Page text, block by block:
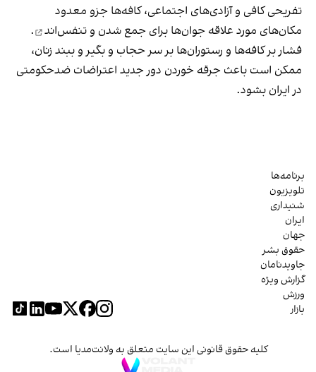
تفریحی کافی و آزادی‌های اجتماعی، کافه‌ها جزو معدود
مکان‌های مورد علاقه جوان‌ها برای جمع شدن و تنفس‌اند
.
فشار بر کافه‌ها و رستوران‌ها بر سر حجاب و بگیر و ببند زنان،
ممکن است باعث جرقه خوردن دور جدید اعتراضات ضدحکومتی
در ایران بشود.
برنامه‌ها
تلویزیون
شنیداری
ایران
جهان
حقوق بشر
جاویدنامان
گزارش ویژه
ورزش
بازار
کلیه حقوق قانونی این سایت متعلق به ولانت‌مدیا است.